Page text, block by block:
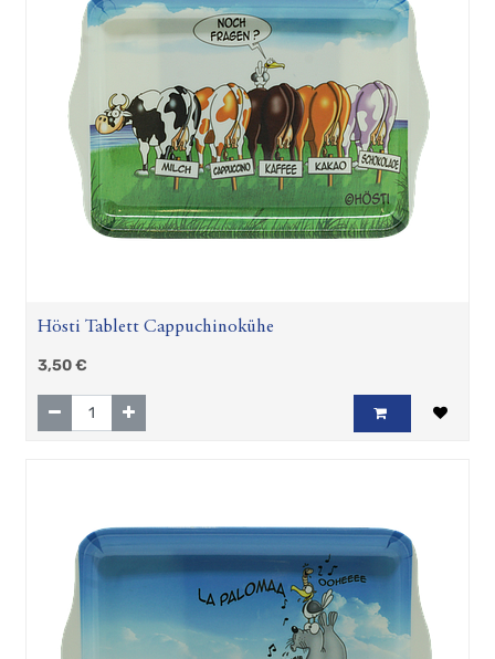
Hösti Tablett Cappuchinokühe
3,50€